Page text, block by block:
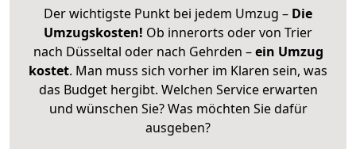
Der wichtigste Punkt bei jedem Umzug – Die
Umzugskosten! Ob innerorts oder von Trier
nach Düsseltal oder nach Gehrden –ein Umzug
kostet. Man muss sich vorher im Klaren sein, was
das Budget hergibt. Welchen Service erwarten
und wünschen Sie? Was möchten Sie dafür
ausgeben?